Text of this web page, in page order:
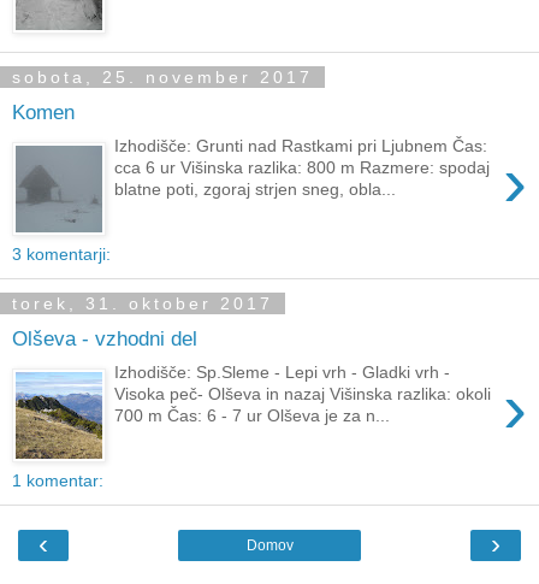
sobota, 25. november 2017
Komen
›
Izhodišče: Grunti nad Rastkami pri Ljubnem Čas:
cca 6 ur Višinska razlika: 800 m Razmere: spodaj
blatne poti, zgoraj strjen sneg, obla...
3 komentarji:
torek, 31. oktober 2017
Olševa - vzhodni del
›
Izhodišče: Sp.Sleme - Lepi vrh - Gladki vrh -
Visoka peč- Olševa in nazaj Višinska razlika: okoli
700 m Čas: 6 - 7 ur Olševa je za n...
1 komentar:
‹ ›
Domov